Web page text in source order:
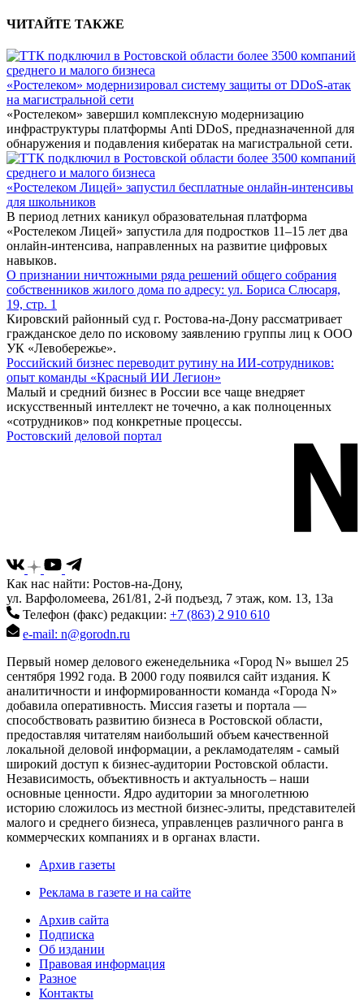
ЧИТАЙТЕ ТАКЖЕ
«Ростелеком» модернизировал систему защиты от DDoS-атак
на магистральной сети
«Ростелеком» завершил комплексную модернизацию
инфраструктуры платформы Anti DDoS, предназначенной для
обнаружения и подавления кибератак на магистральной сети.
«Ростелеком Лицей» запустил бесплатные онлайн-интенсивы
для школьников
В период летних каникул образовательная платформа
«Ростелеком Лицей» запустила для подростков 11–15 лет два
онлайн-интенсива, направленных на развитие цифровых
навыков.
О признании ничтожными ряда решений общего собрания
собственников жилого дома по адресу: ул. Бориса Слюсаря,
19, стр. 1
Кировский районный суд г. Ростова-на-Дону рассматривает
гражданское дело по исковому заявлению группы лиц к ООО
УК «Левобережье».
Российский бизнес переводит рутину на ИИ-сотрудников:
опыт команды «Красный ИИ Легион»
Малый и средний бизнес в России все чаще внедряет
искусственный интеллект не точечно, а как полноценных
«сотрудников» под конкретные процессы.
Ростовский деловой портал
Как нас найти: Ростов-на-Дону,
ул. Варфоломеева, 261/81, 2-й подъезд, 7 этаж, ком. 13, 13а
Телефон (факс) редакции: +7 (863) 2 910 610
e-mail: n@gorodn.ru
Первый номер делового еженедельника «Город N» вышел 25
сентября 1992 года. В 2000 году появился сайт издания. К
аналитичности и информированности команда «Города N»
добавила оперативность. Миссия газеты и портала —
способствовать развитию бизнеса в Ростовской области,
предоставляя читателям наибольший объем качественной
локальной деловой информации, а рекламодателям - самый
широкий доступ к бизнес-аудитории Ростовской области.
Независимость, объективность и актуальность – наши
основные ценности. Ядро аудитории за многолетнюю
историю сложилось из местной бизнес-элиты, представителей
малого и среднего бизнеса, управленцев различного ранга в
коммерческих компаниях и в органах власти.
Архив газеты
Реклама в газете и на сайте
Архив сайта
Подписка
Об издании
Правовая информация
Разное
Контакты